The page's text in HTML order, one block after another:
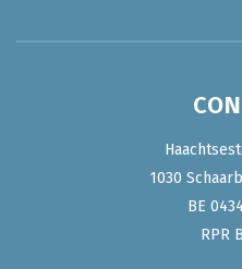
1030
BE
RPR